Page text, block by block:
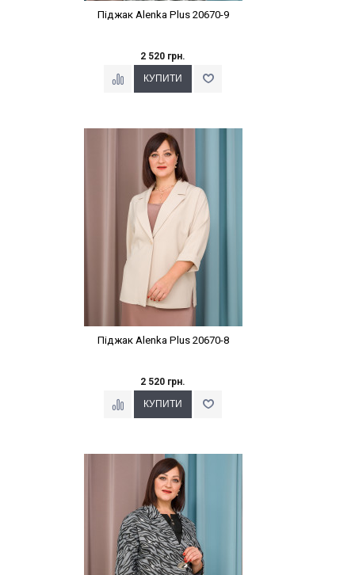
Піджак Alenka Plus 20670-9
2 520 грн.
Наклейки Варіант з %
Піджак Alenka Plus 20670-8
2 520 грн.
Наклейки Варіант з %